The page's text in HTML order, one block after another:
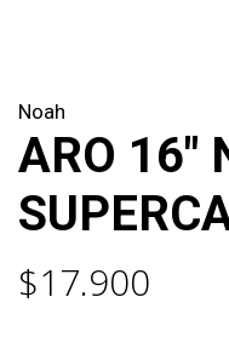
Noah
ARO 16"
$17.900